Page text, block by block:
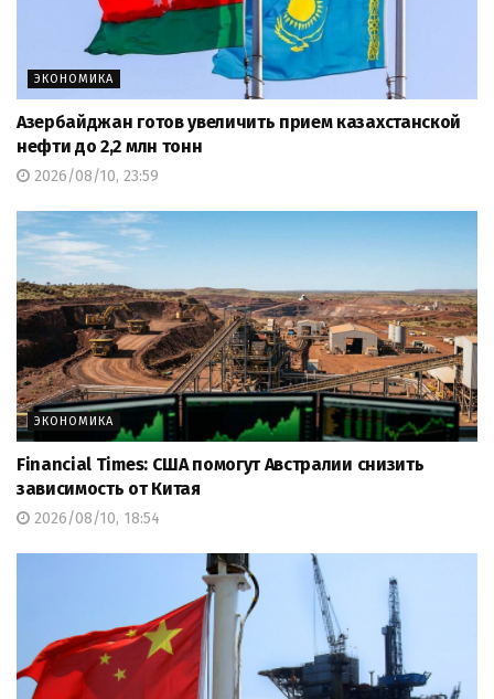
ЭКОНОМИКА
Азербайджан готов увеличить прием казахстанской
нефти до 2,2 млн тонн
2026/08/10, 23:59
ЭКОНОМИКА
Financial Times: США помогут Австралии снизить
зависимость от Китая
2026/08/10, 18:54